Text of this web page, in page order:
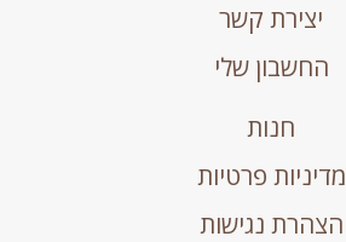
יצירת קשר
החשבון שלי
חנות
מדיניות פרטיות
הצהרת נגישות